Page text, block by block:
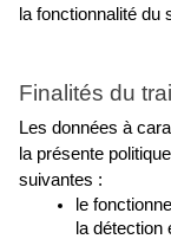
la fonctionnalité du
Finalités du
Les données à
la présente
suivantes :
le
la